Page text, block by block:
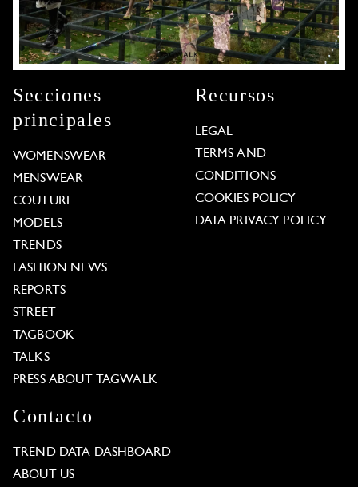
Secciones
principales
WOMENSWEAR
MENSWEAR
COUTURE
MODELS
TRENDS
FASHION NEWS
REPORTS
STREET
TAGBOOK
TALKS
PRESS ABOUT TAGWALK
Recursos
LEGAL
TERMS AND
CONDITIONS
COOKIES POLICY
DATA PRIVACY POLICY
Contacto
TREND DATA DASHBOARD
ABOUT US